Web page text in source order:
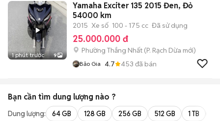
1 phút trước 9
Yamaha Exciter 135 2015 Đen, Đỏ
54000 km
2015 Xe số 100 - 175 cc Đã sử dụng
25.000.000 đ
Phường Thắng Nhất (P. Rạch Dừa mới)
Bảo Gia 4.7 453 đã bán
Bạn cần tìm dung lượng nào ?
Dung lượng: 64 GB 128 GB 256 GB 512 GB 1 TB